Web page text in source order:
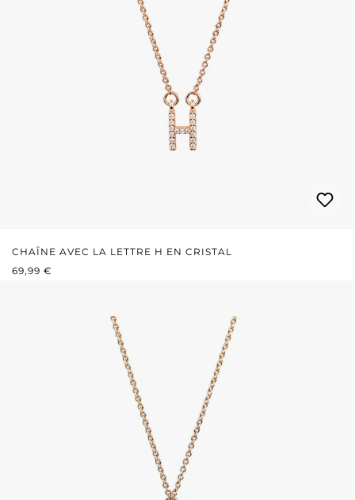
CHAÎNE AVEC LA LETTRE H EN CRISTAL
PRIX RÉGULIER :
69,99 €